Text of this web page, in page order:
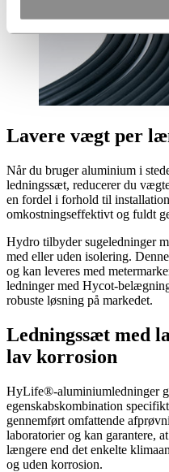
Lavere vægt per
Når du bruger aluminium i
ledningssæt, reducerer du
en fordel i forhold til
omkostningseffektivt og fuldt
Hydro tilbyder sugeledninger
med eller uden isolering.
og kan leveres med
ledninger med Hycot-
robuste løsning på markedet.
Ledningssæt med
lav korrosion
HyLife®-aluminiumledninger
egenskabskombination
gennemført omfattende
laboratorier og kan garantere,
længere end det enkelte
og uden korrosion.